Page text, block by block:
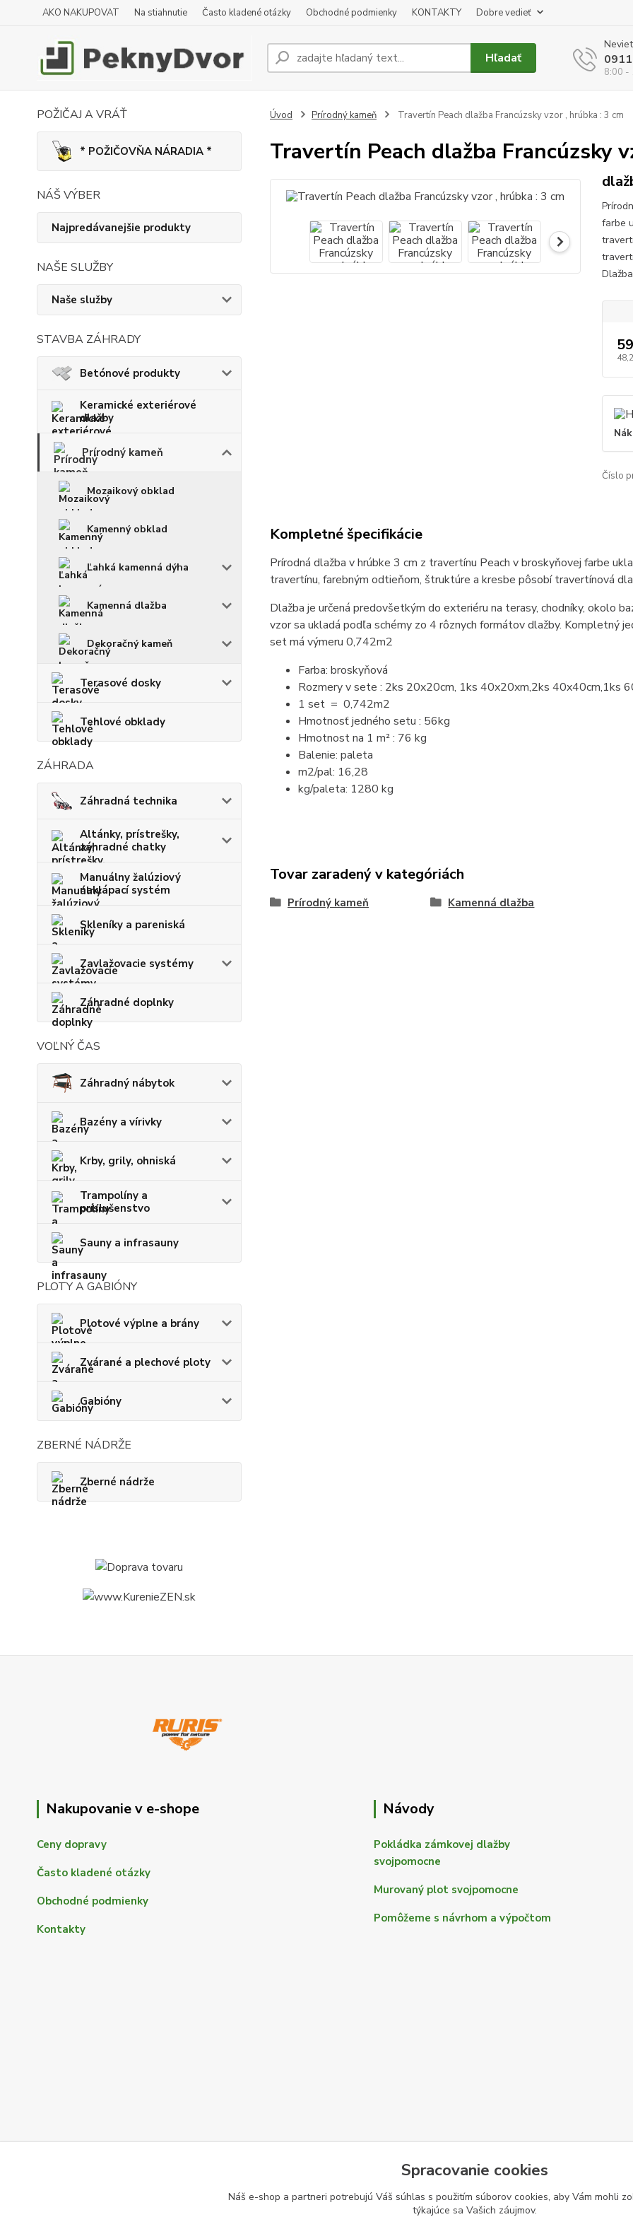
AKO NAKUPOVAT Na stiahnutie Často kladené otázky Obchodné podmienky KONTAKTY Dobre vedieť
Hľadať
8:00 -
POŽIČAJ A VRÁŤ
* POŽIČOVŇA NÁRADIA *
NÁŠ VÝBER
Najpredávanejšie produkty
NAŠE SLUŽBY
Naše služby
STAVBA ZÁHRADY
Betónové produkty
Keramické exteriérové
dlažby
Prírodný kameň
Mozaikový obklad
Kamenný obklad
Ľahká kamenná dýha
Kamenná dlažba
Dekoračný kameň
Terasové dosky
Tehlové obklady
ZÁHRADA
Záhradná technika
Altánky, prístrešky,
záhradné chatky
Manuálny žalúziový
naklápací systém
Skleníky a pareniská
Zavlažovacie systémy
Záhradné doplnky
VOĽNÝ ČAS
Záhradný nábytok
Bazény a vírivky
Krby, grily, ohniská
Trampolíny a
príslušenstvo
Sauny a infrasauny
PLOTY A GABIÓNY
Plotové výplne a brány
Zvárané a plechové ploty
Gabióny
ZBERNÉ NÁDRŽE
Zberné nádrže
Úvod Prírodný kameň Travertín Peach dlažba Francúzsky vzor , hrúbka : 3 cm
Travertín Peach dlažba Francúzsky
farbe
Číslo
Kompletné špecifikácie
Prírodná dlažba v hrúbke 3 cm z travertínu Peach v broskyňovej farbe
travertínu, farebným odtieňom, štruktúre a kresbe pôsobí travertínová
Dlažba je určená predovšetkým do exteriéru na terasy, chodníky, okolo
vzor sa ukladá podľa schémy zo 4 rôznych formátov dlažby. Kompletný
set má výmeru 0,742m2
Farba: broskyňová
Rozmery v sete : 2ks 20x20cm, 1ks 40x20xm,2ks 40x40cm,1ks
1 set = 0,742m2
Hmotnosť jedného setu : 56kg
Hmotnost na 1 m² : 76 kg
Balenie: paleta
m2/pal: 16,28
kg/paleta: 1280 kg
Tovar zaradený v kategóriách
Prírodný kameň Kamenná dlažba
Nakupovanie v e-shope
Ceny dopravy
Často kladené otázky
Obchodné podmienky
Kontakty
Návody
Pokládka zámkovej dlažby
svojpomocne
Murovaný plot svojpomocne
Pomôžeme s návrhom a výpočtom
Spracovanie cookies
Náš e-shop a partneri potrebujú Váš súhlas s použitím súborov cookies, aby Vám mohli
týkajúce sa Vašich záujmov.